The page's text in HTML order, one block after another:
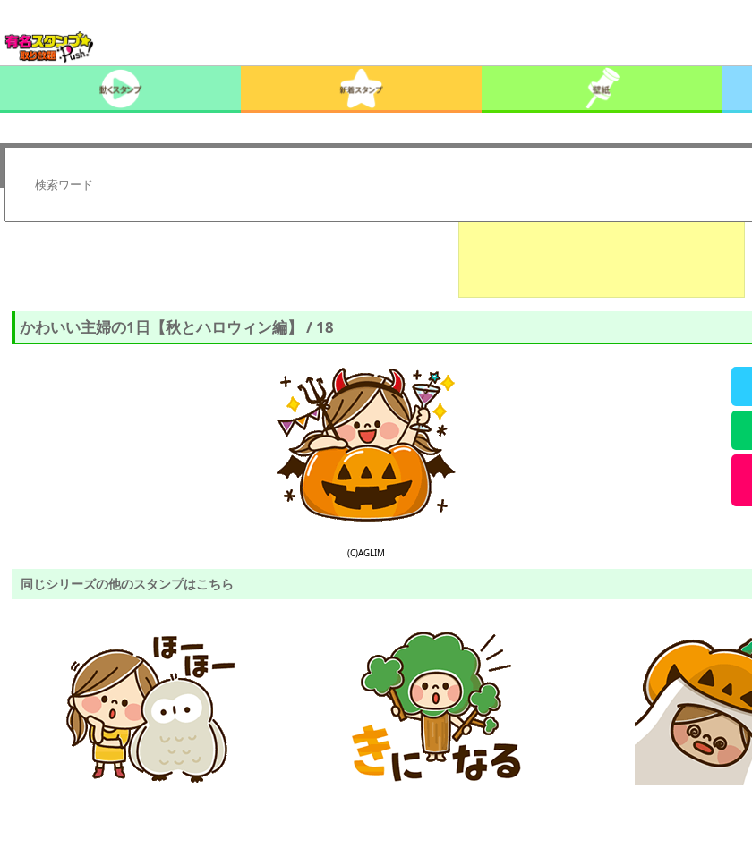
かわいい主婦の1日【秋とハロウィン編】 / 18
(C)AGLIM
同じシリーズの他のスタンプはこちら